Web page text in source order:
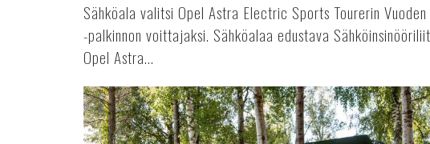
Sähköala valitsi Opel Astra Electric Sports Tourerin
-palkinnon voittajaksi. Sähköalaa edustava
Opel Astra...
Sisulla
ennätyksellinen
tilauskanta